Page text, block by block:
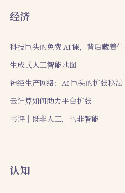
经济
科技巨头的免费 AI 课，背后藏着什
生成式人工智能地图
神经生产网络：AI 巨头的扩张秘法
云计算如何助力平台扩张
书评｜既非人工，也非智能
认知